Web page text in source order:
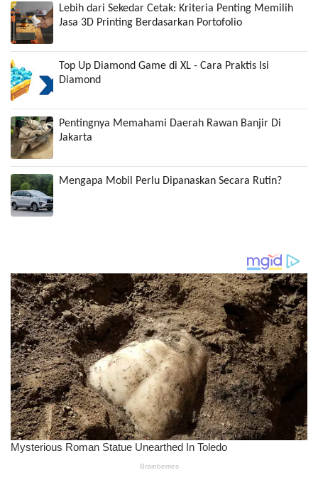
Lebih dari Sekedar Cetak: Kriteria Penting Memilih
Jasa 3D Printing Berdasarkan Portofolio
Top Up Diamond Game di XL - Cara Praktis Isi
Diamond
Pentingnya Memahami Daerah Rawan Banjir Di
Jakarta
Mengapa Mobil Perlu Dipanaskan Secara Rutin?